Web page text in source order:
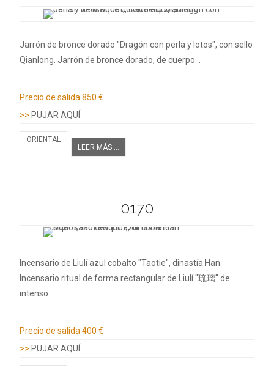
Jarrón de bronce dorado "Dragón con perla y lotos", con sello
Qianlong. Jarrón de bronce dorado, de cuerpo…
Precio de salida 850 €
>> PUJAR AQUÍ
ORIENTAL
LEER MÁS ...
0170
Incensario de Liulí azul cobalto "Taotie", dinastía Han.
Incensario ritual de forma rectangular de Liulí "琉璃" de
intenso…
Precio de salida 400 €
>> PUJAR AQUÍ